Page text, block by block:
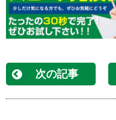
次の記事